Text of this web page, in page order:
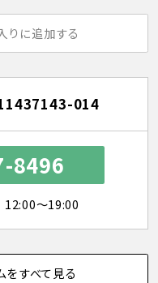
りに追加する
014
8496
12:00～19:00
をすべて見る